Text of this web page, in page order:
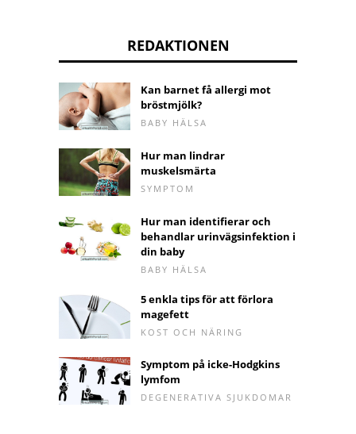
REDAKTIONEN
Kan barnet få allergi mot
bröstmjölk?
BABY HÄLSA
Hur man lindrar
muskelsmärta
SYMPTOM
Hur man identifierar och
behandlar urinvägsinfektion i
din baby
BABY HÄLSA
5 enkla tips för att förlora
magefett
KOST OCH NÄRING
Symptom på icke-Hodgkins
lymfom
DEGENERATIVA SJUKDOMAR